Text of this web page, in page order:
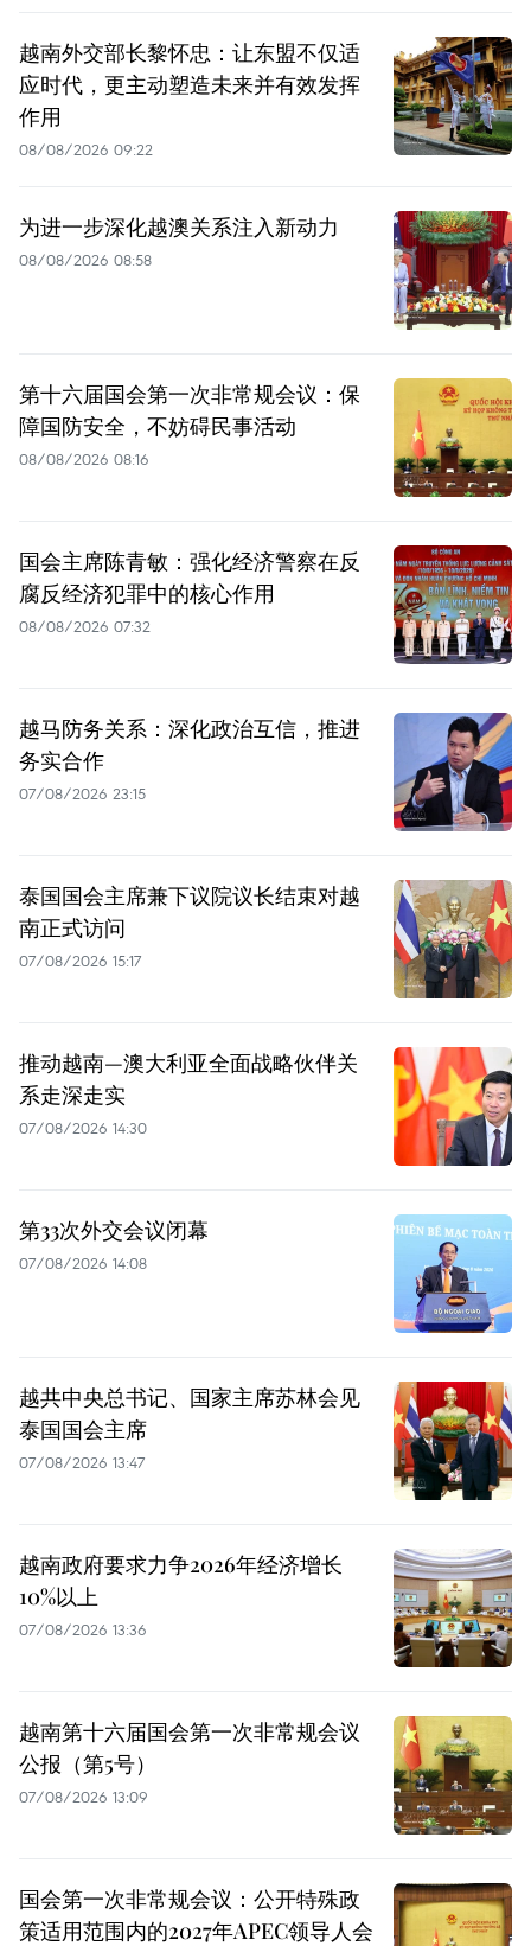
越南外交部长黎怀忠：让东盟不仅适
应时代，更主动塑造未来并有效发挥
作用
08/08/2026 09:22
为进一步深化越澳关系注入新动力
08/08/2026 08:58
第十六届国会第一次非常规会议：保
障国防安全，不妨碍民事活动
08/08/2026 08:16
国会主席陈青敏：强化经济警察在反
腐反经济犯罪中的核心作用
08/08/2026 07:32
越马防务关系：深化政治互信，推进
务实合作
07/08/2026 23:15
泰国国会主席兼下议院议长结束对越
南正式访问
07/08/2026 15:17
推动越南—澳大利亚全面战略伙伴关
系走深走实
07/08/2026 14:30
第33次外交会议闭幕
07/08/2026 14:08
越共中央总书记、国家主席苏林会见
泰国国会主席
07/08/2026 13:47
越南政府要求力争2026年经济增长
10%以上
07/08/2026 13:36
越南第十六届国会第一次非常规会议
公报（第5号）
07/08/2026 13:09
国会第一次非常规会议：公开特殊政
策适用范围内的2027年APEC领导人会